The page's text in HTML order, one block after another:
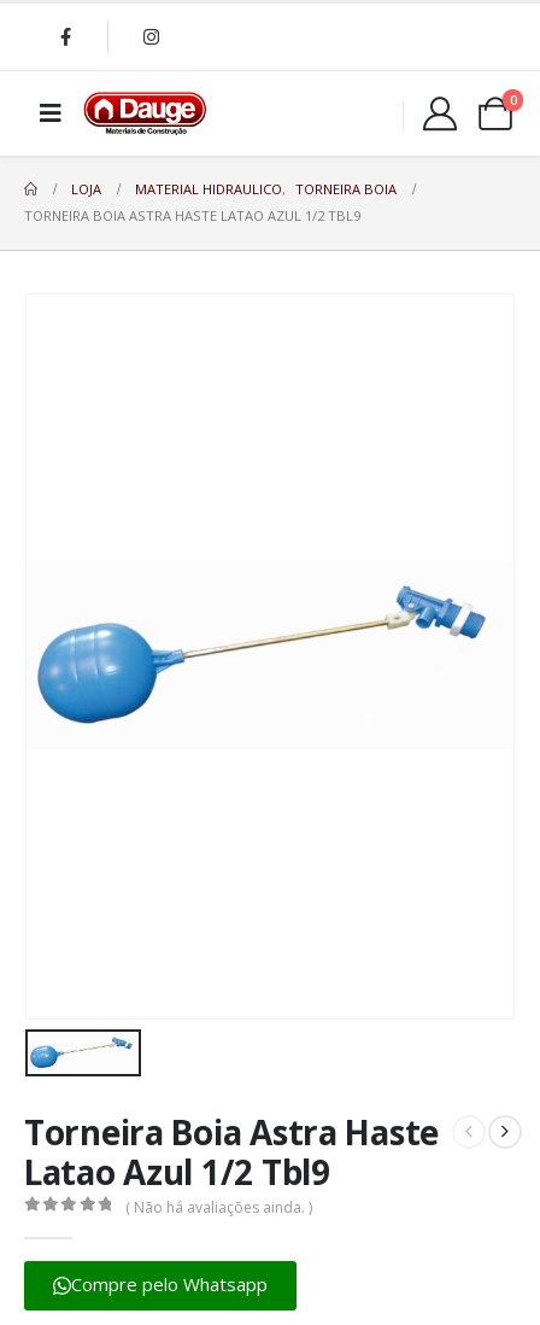
0
LOJA MATERIAL HIDRAULICO,
TORNEIRA BOIA
TORNEIRA BOIA ASTRA HASTE LATAO AZUL 1/2 TBL9
Torneira Boia Astra Haste
Latao Azul 1/2 Tbl9
( Não há avaliações ainda. )
Compre pelo Whatsapp